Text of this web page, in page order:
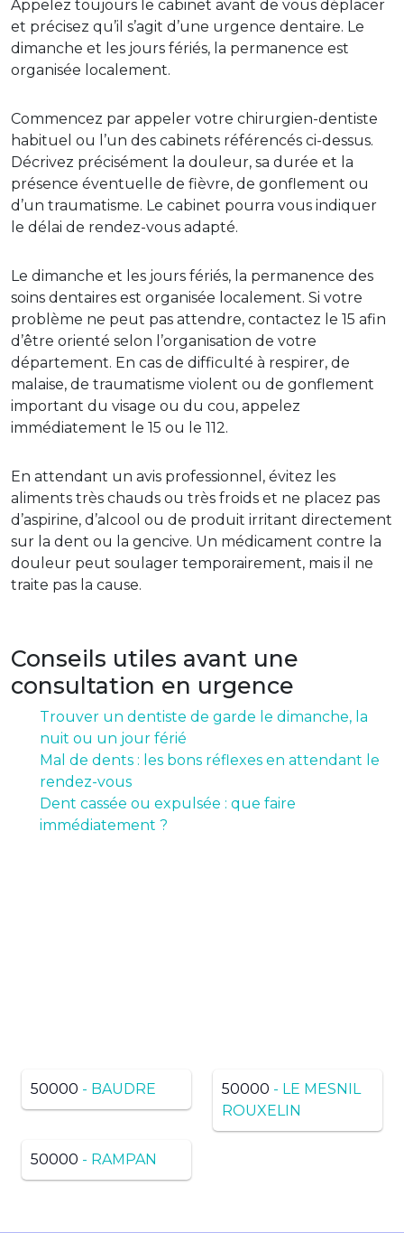
Appelez toujours le cabinet avant de vous déplacer
et précisez qu’il s’agit d’une urgence dentaire. Le
dimanche et les jours fériés, la permanence est
organisée localement.
Commencez par appeler votre chirurgien-dentiste
habituel ou l’un des cabinets référencés ci-dessus.
Décrivez précisément la douleur, sa durée et la
présence éventuelle de fièvre, de gonflement ou
d’un traumatisme. Le cabinet pourra vous indiquer
le délai de rendez-vous adapté.
Le dimanche et les jours fériés, la permanence des
soins dentaires est organisée localement. Si votre
problème ne peut pas attendre, contactez le 15 afin
d’être orienté selon l’organisation de votre
département. En cas de difficulté à respirer, de
malaise, de traumatisme violent ou de gonflement
important du visage ou du cou, appelez
immédiatement le 15 ou le 112.
En attendant un avis professionnel, évitez les
aliments très chauds ou très froids et ne placez pas
d’aspirine, d’alcool ou de produit irritant directement
sur la dent ou la gencive. Un médicament contre la
douleur peut soulager temporairement, mais il ne
traite pas la cause.
Conseils utiles avant une
consultation en urgence
Trouver un dentiste de garde le dimanche, la
nuit ou un jour férié
Mal de dents : les bons réflexes en attendant le
rendez-vous
Dent cassée ou expulsée : que faire
immédiatement ?
50000 - BAUDRE 50000 - LE MESNIL
ROUXELIN
50000 - RAMPAN